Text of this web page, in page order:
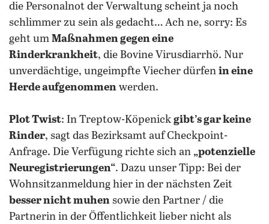
die Personalnot der Verwaltung scheint ja noch
schlimmer zu sein als gedacht… Ach ne, sorry: Es
geht um Maßnahmen gegen eine
Rinderkrankheit, die Bovine Virusdiarrhö. Nur
unverdächtige, ungeimpfte Viecher dürfen in eine
Herde aufgenommen werden.
Plot Twist: In Treptow-Köpenick gibt’s gar keine
Rinder, sagt das Bezirksamt auf Checkpoint-
Anfrage. Die Verfügung richte sich an „potenzielle
Neuregistrierungen“. Dazu unser Tipp: Bei der
Wohnsitzanmeldung hier in der nächsten Zeit
besser nicht muhen sowie den Partner / die
Partnerin in der Öffentlichkeit lieber nicht als